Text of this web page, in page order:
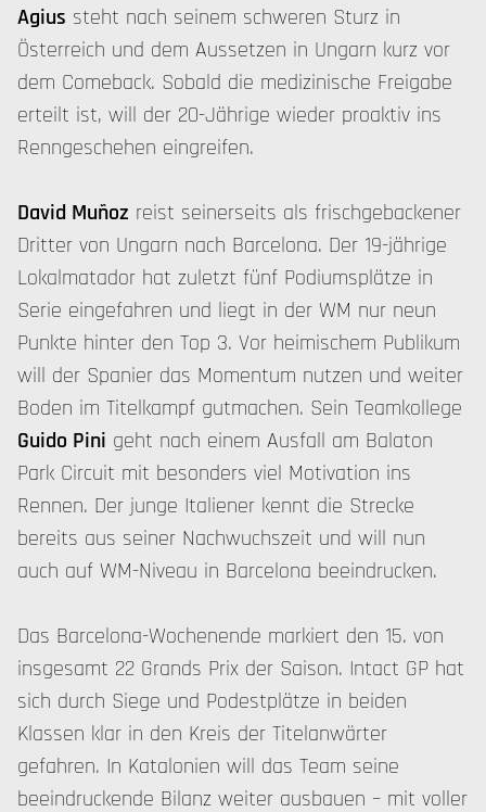
Agius steht nach seinem schweren Sturz in
Österreich und dem Aussetzen in Ungarn kurz vor
dem Comeback. Sobald die medizinische Freigabe
erteilt ist, will der 20-Jährige wieder proaktiv ins
Renngeschehen eingreifen.
David Muñoz reist seinerseits als frischgebackener
Dritter von Ungarn nach Barcelona. Der 19-jährige
Lokalmatador hat zuletzt fünf Podiumsplätze in
Serie eingefahren und liegt in der WM nur neun
Punkte hinter den Top 3. Vor heimischem Publikum
will der Spanier das Momentum nutzen und weiter
Boden im Titelkampf gutmachen. Sein Teamkollege
Guido Pini geht nach einem Ausfall am Balaton
Park Circuit mit besonders viel Motivation ins
Rennen. Der junge Italiener kennt die Strecke
bereits aus seiner Nachwuchszeit und will nun
auch auf WM-Niveau in Barcelona beeindrucken.
Das Barcelona-Wochenende markiert den 15. von
insgesamt 22 Grands Prix der Saison. Intact GP hat
sich durch Siege und Podestplätze in beiden
Klassen klar in den Kreis der Titelanwärter
gefahren. In Katalonien will das Team seine
beeindruckende Bilanz weiter ausbauen – mit voller